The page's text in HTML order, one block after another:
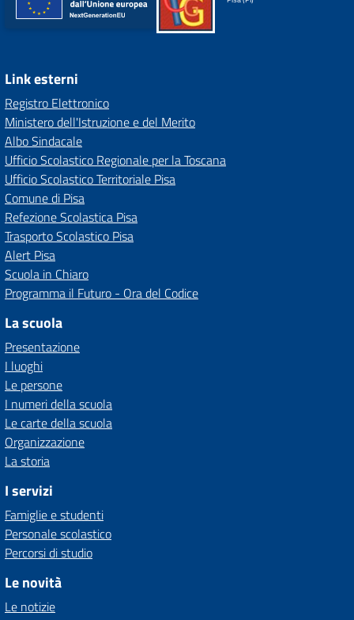
Link esterni
Registro Elettronico
Ministero dell'Istruzione e del Merito
Albo Sindacale
Ufficio Scolastico Regionale per la Toscana
Ufficio Scolastico Territoriale Pisa
Comune di Pisa
Refezione Scolastica Pisa
Trasporto Scolastico Pisa
Alert Pisa
Scuola in Chiaro
Programma il Futuro - Ora del Codice
La scuola
Presentazione
I luoghi
Le persone
I numeri della scuola
Le carte della scuola
Organizzazione
La storia
I servizi
Famiglie e studenti
Personale scolastico
Percorsi di studio
Le novità
Le notizie